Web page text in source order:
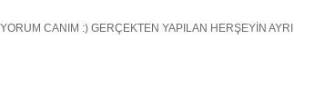
CANIM :) GERÇEKTEN YAPILAN HERŞEYİN AYRI